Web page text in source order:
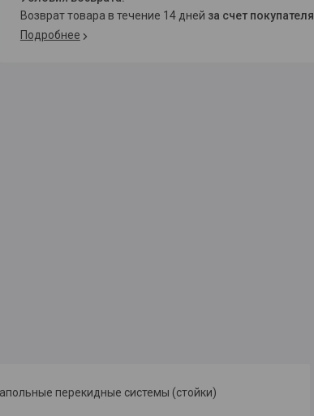
возврат товара в течение 14 дней за счет покупателя
Подробнее
перекидные системы (стойки)